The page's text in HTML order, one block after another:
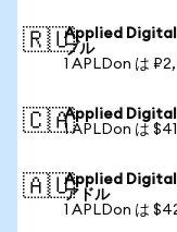
🇷🇺Applied Digital
ブル
1 APLDon は
🇨🇦Applied Digital
1 APLDon は
🇦🇺Applied Digital
アドル
1 APLDon は